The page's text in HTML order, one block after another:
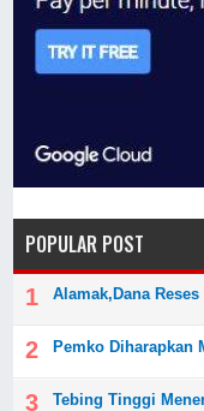
POPULAR POST
Alamak,Dana
Pemko Diharapkan
Tebing Tinggi